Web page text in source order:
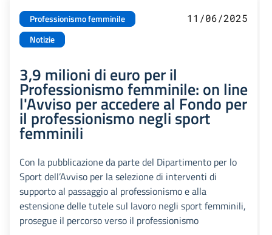
Professionismo femminile
Notizie
11/06/2025
3,9 milioni di euro per il
Professionismo femminile: on line
l'Avviso per accedere al Fondo per
il professionismo negli sport
femminili
Con la pubblicazione da parte del Dipartimento per lo
Sport dell’Avviso per la selezione di interventi di
supporto al passaggio al professionismo e alla
estensione delle tutele sul lavoro negli sport femminili,
prosegue il percorso verso il professionismo